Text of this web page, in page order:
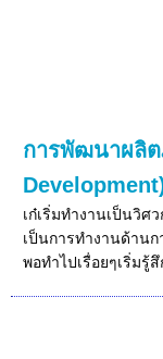
การพัฒนาผลิ
เก๋เริ่มทำงานเป็นวิ
เป็นการทำงานด้าน
พอทำไปเรื่อยๆเริ่มรู้